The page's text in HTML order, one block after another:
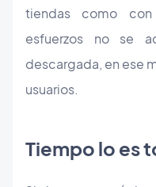
tiendas como
esfuerzos no se
descargada, en ese
usuarios.
Tiempo lo es